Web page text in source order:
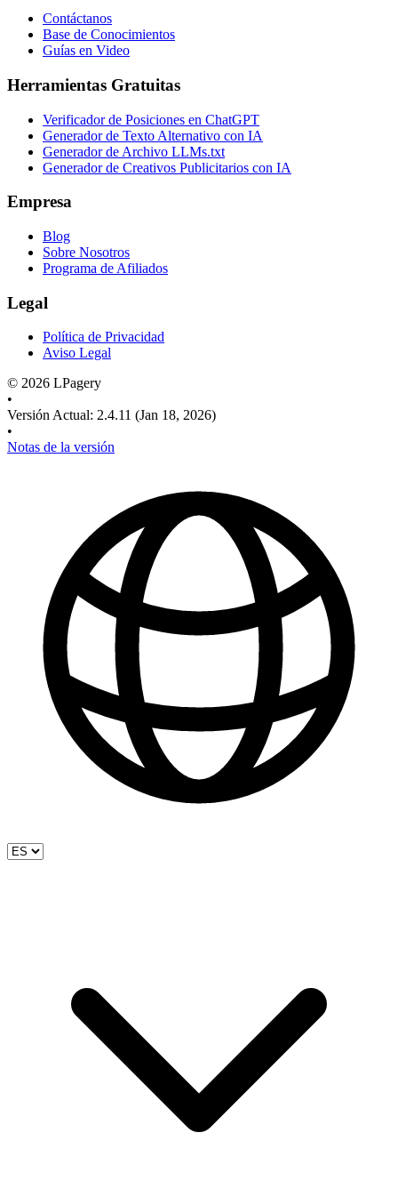
Contáctanos
Base de Conocimientos
Guías en Video
Herramientas Gratuitas
Verificador de Posiciones en ChatGPT
Generador de Texto Alternativo con IA
Generador de Archivo LLMs.txt
Generador de Creativos Publicitarios con IA
Empresa
Blog
Sobre Nosotros
Programa de Afiliados
Legal
Política de Privacidad
Aviso Legal
© 2026 LPagery
•
Versión Actual: 2.4.11 (Jan 18, 2026)
•
Notas de la versión